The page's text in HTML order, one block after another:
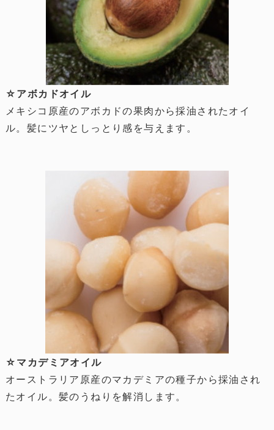
☆アボカドオイル
メキシコ原産のアボカドの果肉から採油されたオイ
ル。髪にツヤとしっとり感を与えます。
☆マカデミアオイル
オーストラリア原産のマカデミアの種子から採油され
たオイル。髪のうねりを解消します。